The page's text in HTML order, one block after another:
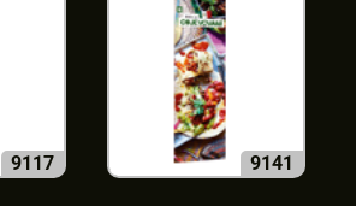
9117 9141